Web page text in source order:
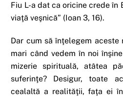
Fiu L-a dat ca oricine crede în
viaţă veşnică” (Ioan 3, 16).
Dar cum să înţelegem
mari când vedem în noi
mizerie spirituală, atâtea
suferinţe? Desigur, toate
cealaltă a realităţii, faţa ei